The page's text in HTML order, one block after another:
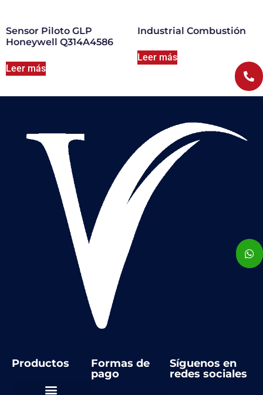
Sensor Piloto GLP
Honeywell Q314A4586
Leer más
Industrial Combustión
Leer más
Productos
Formas de
pago
Síguenos en
redes sociales